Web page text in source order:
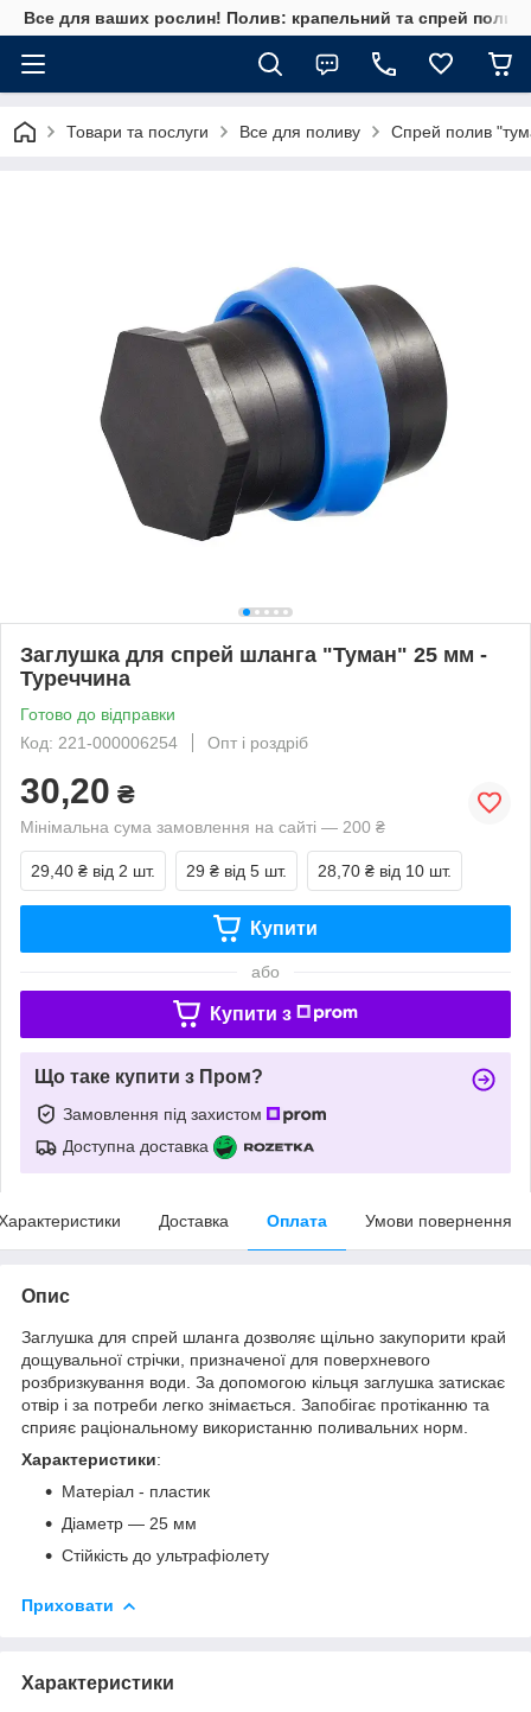
Все для ваших рослин! Полив: крапельний та спрей полив,
Товари та послуги Все для поливу Спрей полив
Заглушка для спрей шланга "Туман" 25 мм -
Туреччина
Готово до відправки
Код: 221-000006254
Опт і роздріб
30,20 ₴
Мінімальна сума замовлення на сайті — 200 ₴
29,40 ₴ від 2 шт. 29 ₴ від 5 шт. 28,70 ₴ від 10 шт.
Купити
або
Купити з
Що таке купити з Пром?
Замовлення під захистом
Доступна доставка
Доставка Оплата Умови повернення
Опис
Заглушка для спрей шланга дозволяє щільно закупорити край
дощувальної стрічки, призначеної для поверхневого
розбризкування води. За допомогою кільця заглушка затискає
отвір і за потреби легко знімається. Запобігає протіканню та
сприяє раціональному використанню поливальних норм.
Характеристики:
Матеріал - пластик
Діаметр — 25 мм
Стійкість до ультрафіолету
Приховати
Характеристики